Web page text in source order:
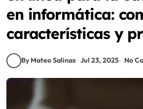
en informática:
características y
By Mateo Salinas Jul 23, 2025 No